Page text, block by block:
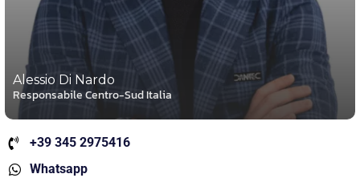
Alessio Di Nardo
Responsabile Centro-Sud Italia
+39 345 2975416
Whatsapp